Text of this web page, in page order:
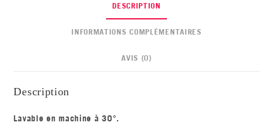
DESCRIPTION
INFORMATIONS COMPLÉMENTAIRES
AVIS (0)
Description
Lavable en machine à 30°.